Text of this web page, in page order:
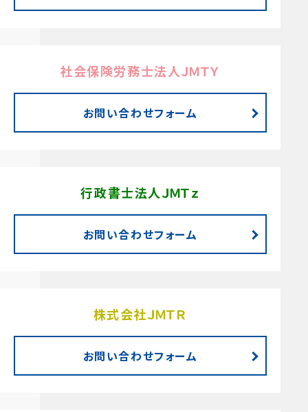
社会保険労務士法人ＪＭＴＹ
お問い合わせフォーム
行政書士法人ＪＭＴｚ
お問い合わせフォーム
株式会社ＪＭＴＲ
お問い合わせフォーム